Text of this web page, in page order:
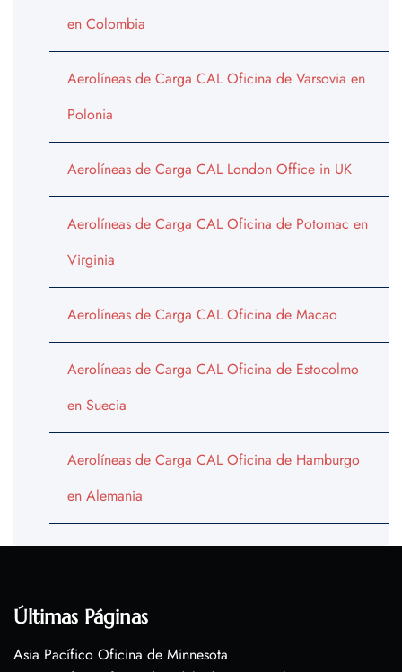
en Colombia
Aerolíneas de Carga CAL Oficina de Varsovia en
Polonia
Aerolíneas de Carga CAL London Office in UK
Aerolíneas de Carga CAL Oficina de Potomac en
Virginia
Aerolíneas de Carga CAL Oficina de Macao
Aerolíneas de Carga CAL Oficina de Estocolmo
en Suecia
Aerolíneas de Carga CAL Oficina de Hamburgo
en Alemania
Últimas Páginas
Asia Pacífico Oficina de Minnesota